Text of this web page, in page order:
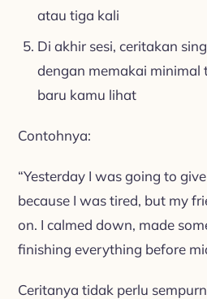
atau tiga kali
Di akhir sesi, ceritakan
dengan memakai minimal
baru kamu lihat
Contohnya:
“Yesterday I was going to
because I was tired, but my
on. I calmed down, made
finishing everything before
Ceritanya tidak perlu